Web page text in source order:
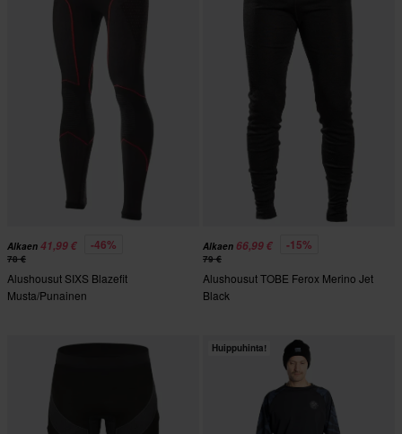
Alkaen 41,99 € -46%
78 €
Alushousut SIXS Blazefit
Musta/Punainen
Alkaen 66,99 € -15%
79 €
Alushousut TOBE Ferox Merino Jet
Black
Huippuhinta!